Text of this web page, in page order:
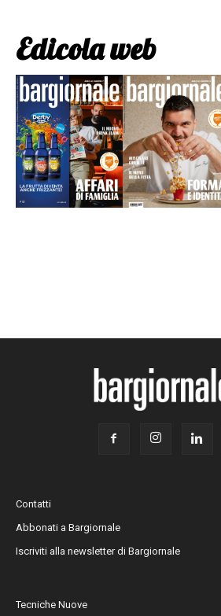
Edicola web
Contatti
Abbonati a Bargiornale
Iscriviti alla newsletter di Bargiornale
Tecniche Nuove